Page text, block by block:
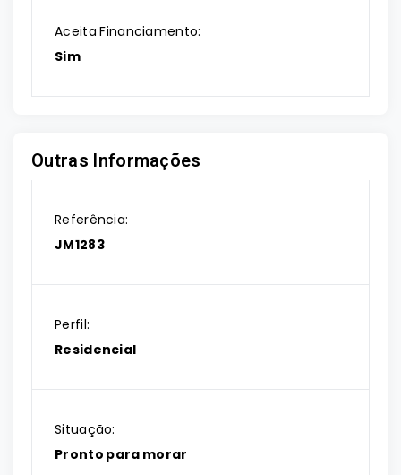
Aceita Financiamento:
Sim
Outras Informações
Referência:
JM1283
Perfil:
Residencial
Situação:
Pronto para morar